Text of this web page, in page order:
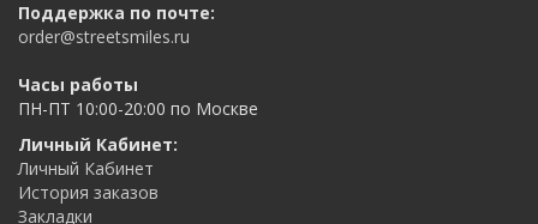
Поддержка по почте:
order@streetsmiles.ru
Часы работы
ПН-ПТ 10:00-20:00 по Москве
Личный Кабинет:
Личный Кабинет
История заказов
Закладки